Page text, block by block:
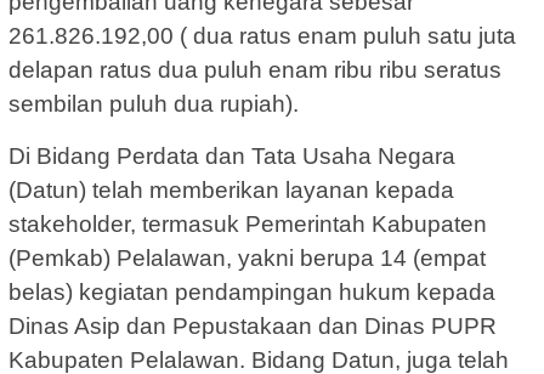
261.826.192,00 ( dua ratus enam puluh satu juta
delapan ratus dua puluh enam ribu ribu seratus
sembilan puluh dua rupiah).
Di Bidang Perdata dan Tata Usaha Negara
(Datun) telah memberikan layanan kepada
stakeholder, termasuk Pemerintah Kabupaten
(Pemkab) Pelalawan, yakni berupa 14 (empat
belas) kegiatan pendampingan hukum kepada
Dinas Asip dan Pepustakaan dan Dinas PUPR
Kabupaten Pelalawan. Bidang Datun, juga telah